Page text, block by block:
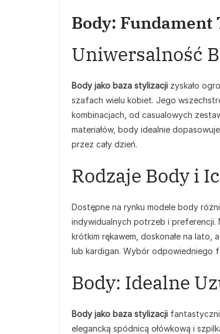
Body:
Uniwersalność
Body jako baza stylizacji zyskało
szafach wielu kobiet. Jego
kombinacjach, od casualowych
materiałów, body idealnie
przez cały dzień.
Rodzaje Body i
Dostępne na rynku modele body
indywidualnych potrzeb i preferencji.
krótkim rękawem, doskonałe na
lub kardigan. Wybór odpowiedniego
Body: Idealne
Body jako baza stylizacji
elegancką spódnicą ołówkową i